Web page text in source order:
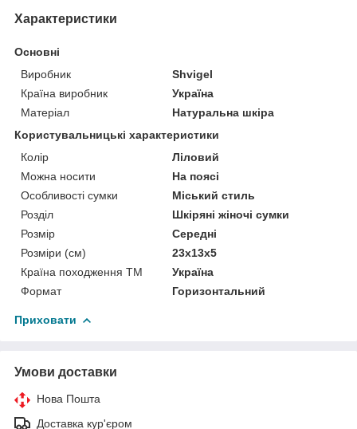
Характеристики
Основні
Виробник
Shvigel
Країна виробник
Україна
Матеріал
Натуральна шкіра
Користувальницькі характеристики
Колір
Ліловий
Можна носити
На поясі
Особливості сумки
Міський стиль
Розділ
Шкіряні жіночі сумки
Розмір
Середні
Розміри (см)
23х13х5
Країна походження ТМ
Україна
Формат
Горизонтальний
Приховати
Умови доставки
Нова Пошта
Доставка кур'єром